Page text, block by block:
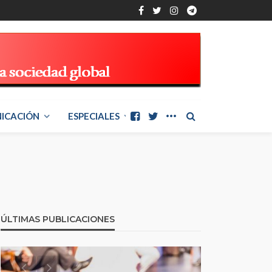
ESPECIALES
ÚLTIMAS PUBLICACIONES